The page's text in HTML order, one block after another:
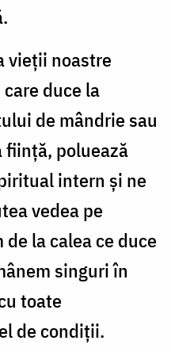
vieții noastre
duce la
de mândrie sau
poluează
intern și ne
vedea pe
la calea ce duce
singuri în
toate
de condiții.